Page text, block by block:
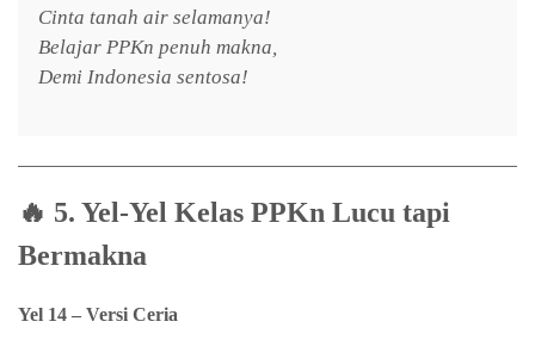
Cinta tanah air selamanya!
Belajar PPKn penuh makna,
Demi Indonesia sentosa!
🔥 5. Yel-Yel Kelas PPKn Lucu tapi
Bermakna
Yel 14 – Versi Ceria